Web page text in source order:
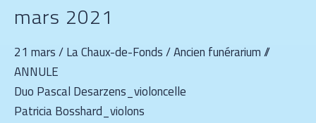
mars 2021
21 mars / La Chaux-de-Fonds / Ancien funérarium //
ANNULE
Duo Pascal Desarzens_violoncelle
Patricia Bosshard_violons